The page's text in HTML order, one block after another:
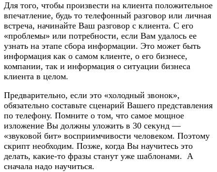
Для того, чтобы произвести на клиента положительное
впечатление, будь то телефонный разговор или личная
встреча, начинайте Ваш разговор с клиента. С его
«проблемы» или потребности, если Вам удалось ее
узнать на этапе сбора информации. Это может быть
информация как о самом клиенте, о его бизнесе,
компании, так и информация о ситуации бизнеса
клиента в целом.
Предварительно, если это «холодный звонок»,
обязательно составьте сценарий Вашего представления
по телефону. Помните о том, что самое мощное
изложение Вы должны уложить в 30 секунд —
«звуковой бит» восприимчивости человеком. Поэтому
скрипт необходим. Позже, когда Вы научитесь это
делать, какие-то фразы станут уже шаблонами. А
сначала надо научиться.